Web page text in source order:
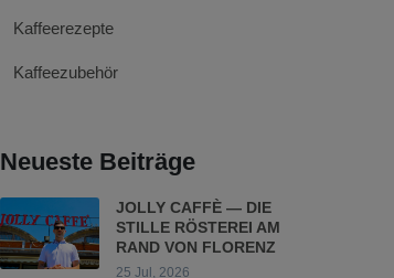
Kaffeerezepte
Kaffeezubehör
Neueste Beiträge
JOLLY CAFFÈ — DIE
STILLE RÖSTEREI AM
RAND VON FLORENZ
25 Jul, 2026